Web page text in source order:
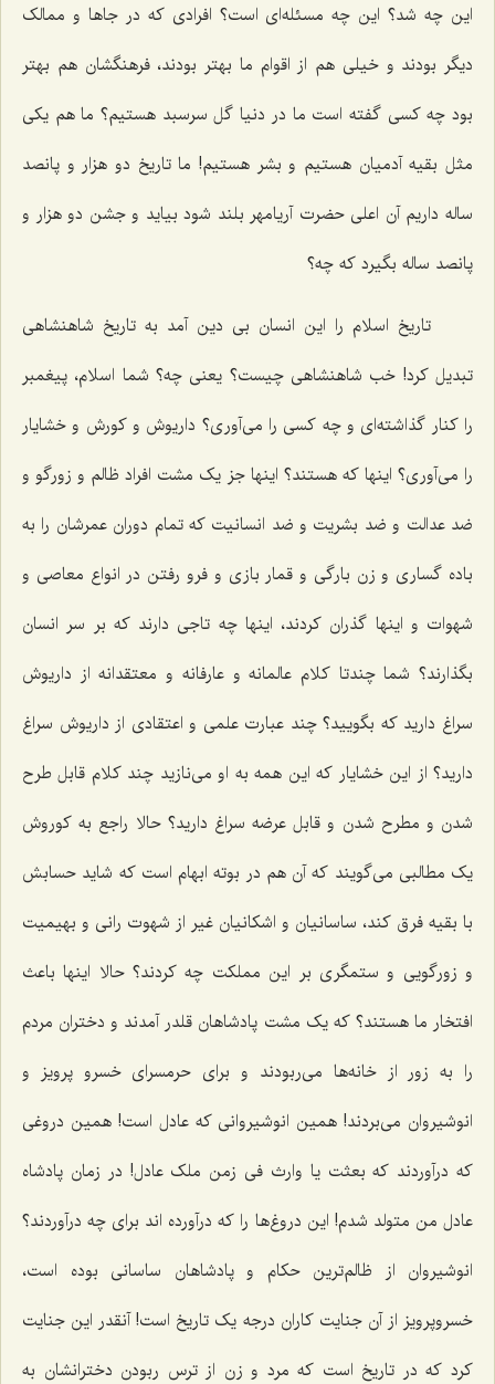
این چه شد؟ این چه مسئله‌ای است؟ افرادی که در جاها و ممالک
دیگر بودند و خیلی هم از اقوام ما بهتر بودند، فرهنگشان هم بهتر
بود چه کسی گفته است ما در دنیا گل سرسبد هستیم؟ ما هم یکی
مثل بقیه آدمیان هستیم و بشر هستیم! ما تاریخ دو هزار و پانصد
ساله داریم آن اعلی حضرت آریامهر بلند شود بیاید و جشن دو هزار و
پانصد ساله بگیرد که چه؟
تاریخ اسلام را این انسان بی دین آمد به تاریخ شاهنشاهی
تبدیل کرد! خب شاهنشاهی چیست؟ یعنی چه؟ شما اسلام، پیغمبر
را کنار گذاشته‌ای و چه کسی را می‌آوری؟ داریوش و کورش و خشایار
را می‌آوری؟ اینها که هستند؟ اینها جز یک مشت افراد ظالم و زورگو و
ضد عدالت و ضد بشریت و ضد انسانیت که تمام دوران عمرشان را به
باده گساری و زن بارگی و قمار بازی و فرو رفتن در انواع معاصی و
شهوات و اینها گذران کردند، اینها چه تاجی دارند که بر سر انسان
بگذارند؟ شما چندتا کلام عالمانه و عارفانه و معتقدانه از داریوش
سراغ دارید که بگویید؟ چند عبارت علمی و اعتقادی از داریوش سراغ
دارید؟ از این خشایار که این همه به او می‌نازید چند کلام قابل طرح
شدن و مطرح شدن و قابل عرضه سراغ دارید؟ حالا راجع به کوروش
یک مطالبی می‌گویند که آن هم در بوته ابهام است که شاید حسابش
با بقیه فرق کند، ساسانیان و اشکانیان غیر از شهوت رانی و بهیمیت
و زورگویی و ستمگری بر این مملکت چه کردند؟ حالا اینها باعث
افتخار ما هستند؟ که یک مشت پادشاهان قلدر آمدند و دختران‌ مردم
را به زور از خانه‌ها می‌ربودند و برای حرمسرای خسرو پرویز و
انوشیروان می‌بردند! همین انوشیروانی که عادل است! همین دروغی
که درآوردند که بعثت یا وارث فی زمن ملک عادل! در زمان پادشاه
عادل من متولد شدم! این دروغ‌ها را که درآورده اند برای چه درآوردند؟
انوشیروان از ظالم‌ترین حکام و پادشاهان ساسانی بوده است،
خسروپرویز از آن جنایت کاران درجه یک تاریخ است! آنقدر این جنایت
کرد که در تاریخ است که مرد و زن از ترس ربودن دخترانشان به